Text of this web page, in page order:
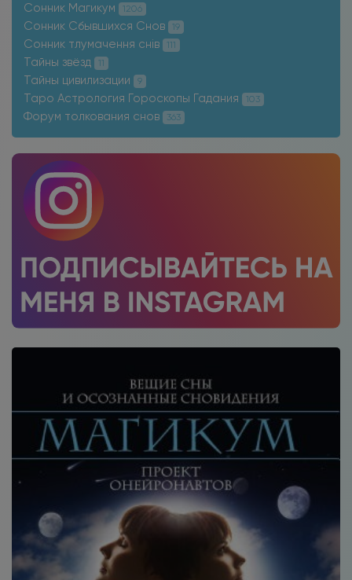
Сонник Магикум 1206
Сонник Сбывшихся Снов 19
Сонник тлумачення снів 111
Тайны звёзд 11
Тайны цивилизации 9
Таро Астрология Гороскопы Гадания 103
Форум толкования снов 363